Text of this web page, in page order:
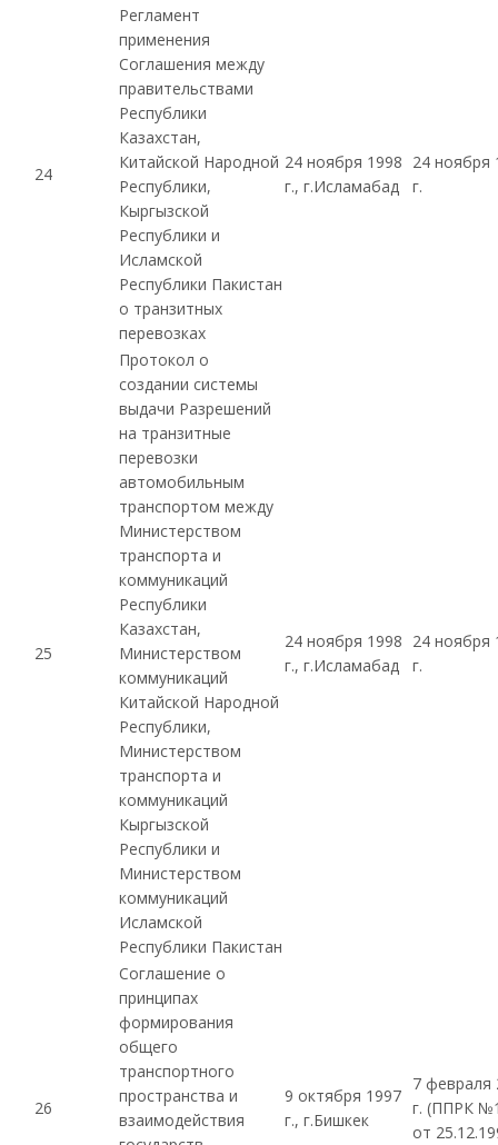
24
Регламент
применения
Соглашения между
правительствами
Республики
Казахстан,
Китайской Народной
Республики,
Кыргызской
Республики и
Исламской
Республики Пакистан
о транзитных
перевозках
24 ноября 1998
г., г.Исламабад
24 ноября
г.
25
Протокол о
создании системы
выдачи Разрешений
на транзитные
перевозки
автомобильным
транспортом между
Министерством
транспорта и
коммуникаций
Республики
Казахстан,
Министерством
коммуникаций
Китайской Народной
Республики,
Министерством
транспорта и
коммуникаций
Кыргызской
Республики и
Министерством
коммуникаций
Исламской
Республики Пакистан
24 ноября 1998
г., г.Исламабад
24 ноября
г.
26
Соглашение о
принципах
формирования
общего
транспортного
пространства и
взаимодействия
9 октября 1997
г., г.Бишкек
7 февраля
г. (ППРК
от